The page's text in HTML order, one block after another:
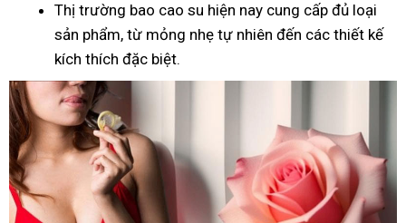
Thị trường bao cao su hiện nay cung cấp đủ loại
sản phẩm, từ mỏng nhẹ tự nhiên đến các thiết kế
kích thích đặc biệt.